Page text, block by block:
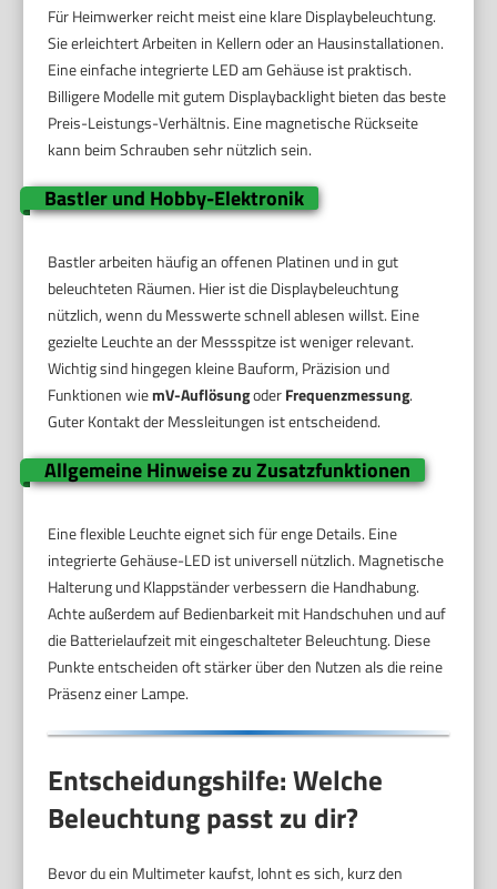
Für Heimwerker reicht meist eine klare Displaybeleuchtung.
Sie erleichtert Arbeiten in Kellern oder an Hausinstallationen.
Eine einfache integrierte LED am Gehäuse ist praktisch.
Billigere Modelle mit gutem Displaybacklight bieten das beste
Preis-Leistungs-Verhältnis. Eine magnetische Rückseite
kann beim Schrauben sehr nützlich sein.
Bastler und Hobby-Elektronik
Bastler arbeiten häufig an offenen Platinen und in gut
beleuchteten Räumen. Hier ist die Displaybeleuchtung
nützlich, wenn du Messwerte schnell ablesen willst. Eine
gezielte Leuchte an der Messspitze ist weniger relevant.
Wichtig sind hingegen kleine Bauform, Präzision und
Funktionen wiemV-AuflösungoderFrequenzmessung.
Guter Kontakt der Messleitungen ist entscheidend.
Allgemeine Hinweise zu Zusatzfunktionen
Eine flexible Leuchte eignet sich für enge Details. Eine
integrierte Gehäuse-LED ist universell nützlich. Magnetische
Halterung und Klappständer verbessern die Handhabung.
Achte außerdem auf Bedienbarkeit mit Handschuhen und auf
die Batterielaufzeit mit eingeschalteter Beleuchtung. Diese
Punkte entscheiden oft stärker über den Nutzen als die reine
Präsenz einer Lampe.
Entscheidungshilfe: Welche
Beleuchtung passt zu dir?
Bevor du ein Multimeter kaufst, lohnt es sich, kurz den